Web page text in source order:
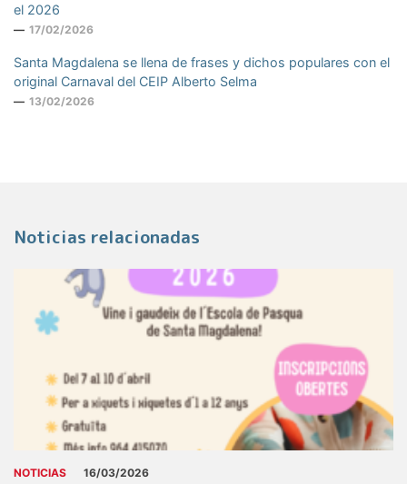
el 2026
17/02/2026
Santa Magdalena se llena de frases y dichos populares con el
original Carnaval del CEIP Alberto Selma
13/02/2026
Noticias relacionadas
NOTICIAS 16/03/2026